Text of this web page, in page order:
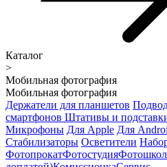
Каталог
>
Мобильная фотография
Мобильная фотография
Держатели для планшетов
смартфонов Штативы и
Микрофоны Для Apple Для
Стабилизаторы Осветители
ФотопрокатФотостудия